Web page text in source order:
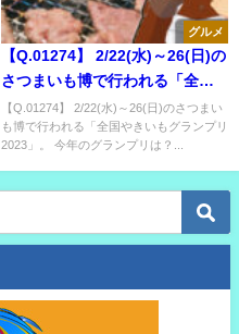
グルメ
【Q.01274】 2/22(水)～26(日)の
さつまいも博で行われる「全国
やきいもグランプリ2023」。 今
年のグランプリは？
【Q.01274】 2/22(水)～26(日)のさつまい
も博で行われる「全国やきいもグランプリ
2023」。 今年のグランプリは？...